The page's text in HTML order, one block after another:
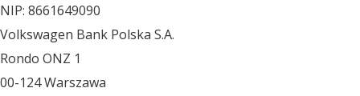
NIP: 8661649090
Volkswagen Bank Polska S.A.
Rondo ONZ 1
00-124 Warszawa